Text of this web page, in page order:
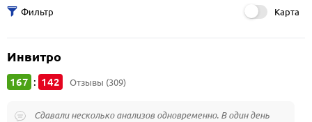
Карта
Инвитро
167 : 142 Отзывы (309)
Сдавали несколько анализов одновременно. В один день